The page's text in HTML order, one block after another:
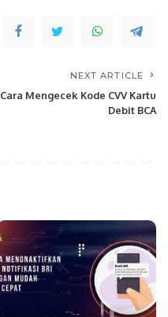
NEXT ARTICLE
Cara Mengecek Kode CVV Kartu
Debit BCA